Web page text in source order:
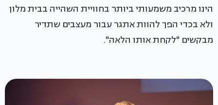
הינו מרכיב משמעותי ביותר בחוויית השהייה בבית מלון
ולא בכדי הפך להוות אתגר עבור מעצבים שתדיר
מבקשים "לקחת אותו הלאה".